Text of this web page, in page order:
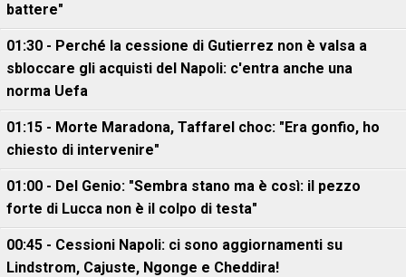
battere"
01:30 - Perché la cessione di Gutierrez non è valsa a
sbloccare gli acquisti del Napoli: c'entra anche una
norma Uefa
01:15 - Morte Maradona, Taffarel choc: "Era gonfio, ho
chiesto di intervenire"
01:00 - Del Genio: "Sembra stano ma è così: il pezzo
forte di Lucca non è il colpo di testa"
00:45 - Cessioni Napoli: ci sono aggiornamenti su
Lindstrom, Cajuste, Ngonge e Cheddira!